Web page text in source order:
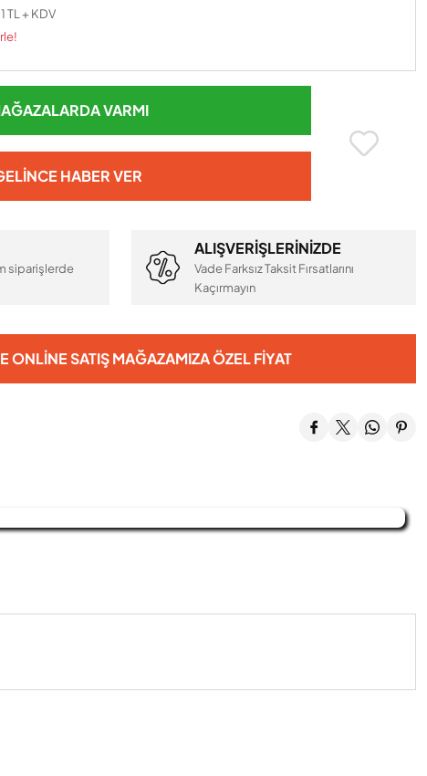
TL + KDV
VARMI
HABER VER
siparişlerde
ALIŞVERİŞLERİNİZDE
Vade Farksız Taksit Fırsatlarını
Kaçırmayın
ONLINE SATIŞ MAĞAZAMIZA ÖZEL FIYAT